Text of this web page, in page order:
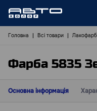
Головна Всі товари
Фарба 5835
Основна інформація